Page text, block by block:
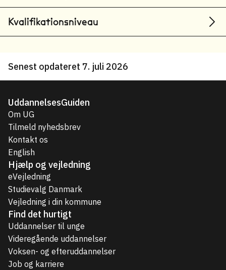
Kvalifikationsniveau
Senest opdateret 7. juli 2026
UddannelsesGuiden
Om UG
Tilmeld nyhedsbrev
Kontakt os
English
Hjælp og vejledning
eVejledning
Studievalg Danmark
Vejledning i din kommune
Find det hurtigt
Uddannelser til unge
Videregående uddannelser
Voksen- og efteruddannelser
Job og karriere